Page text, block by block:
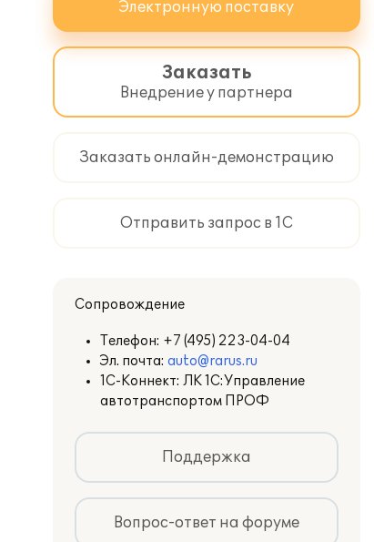
Электронную поставку
Заказать
Внедрение у партнера
Заказать онлайн-демонстрацию
Отправить запрос в 1С
Сопровождение
Телефон: +7 (495) 223-04-04
Эл. почта: auto@rarus.ru
1С-Коннект: ЛК 1С:Управление
автотранспортом ПРОФ
Поддержка
Вопрос-ответ на форуме